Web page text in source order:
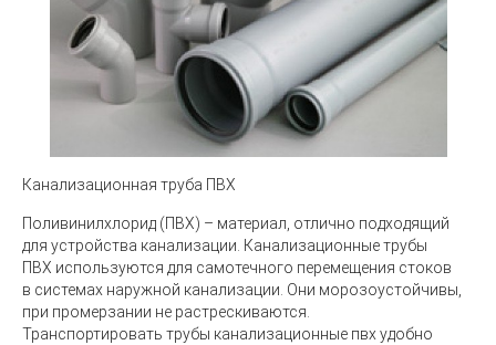
Канализационная труба ПВХ
Поливинилхлорид (ПВХ) – материал, отлично подходящий
для устройства канализации. Канализационные трубы
ПВХ используются для самотечного перемещения стоков
в системах наружной канализации. Они морозоустойчивы,
при промерзании не растрескиваются.
Транспортировать трубы канализационные пвх удобно